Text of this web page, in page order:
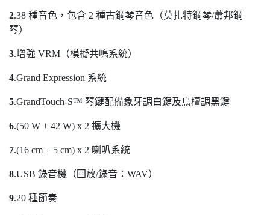
2.38 種音色，包含 2 種古鋼琴音色（莫扎特鋼琴/蕭邦鋼
琴）
3.增強 VRM（模擬共鳴系統）
4.Grand Expression 系統
5.GrandTouch-S™ 琴鍵配備象牙調白鍵及烏檀調黑鍵
6.(50 W + 42 W) x 2 擴大機
7.(16 cm + 5 cm) x 2 喇叭系統
8.USB 錄音機（回放/錄音：WAV）
9.20 種節奏